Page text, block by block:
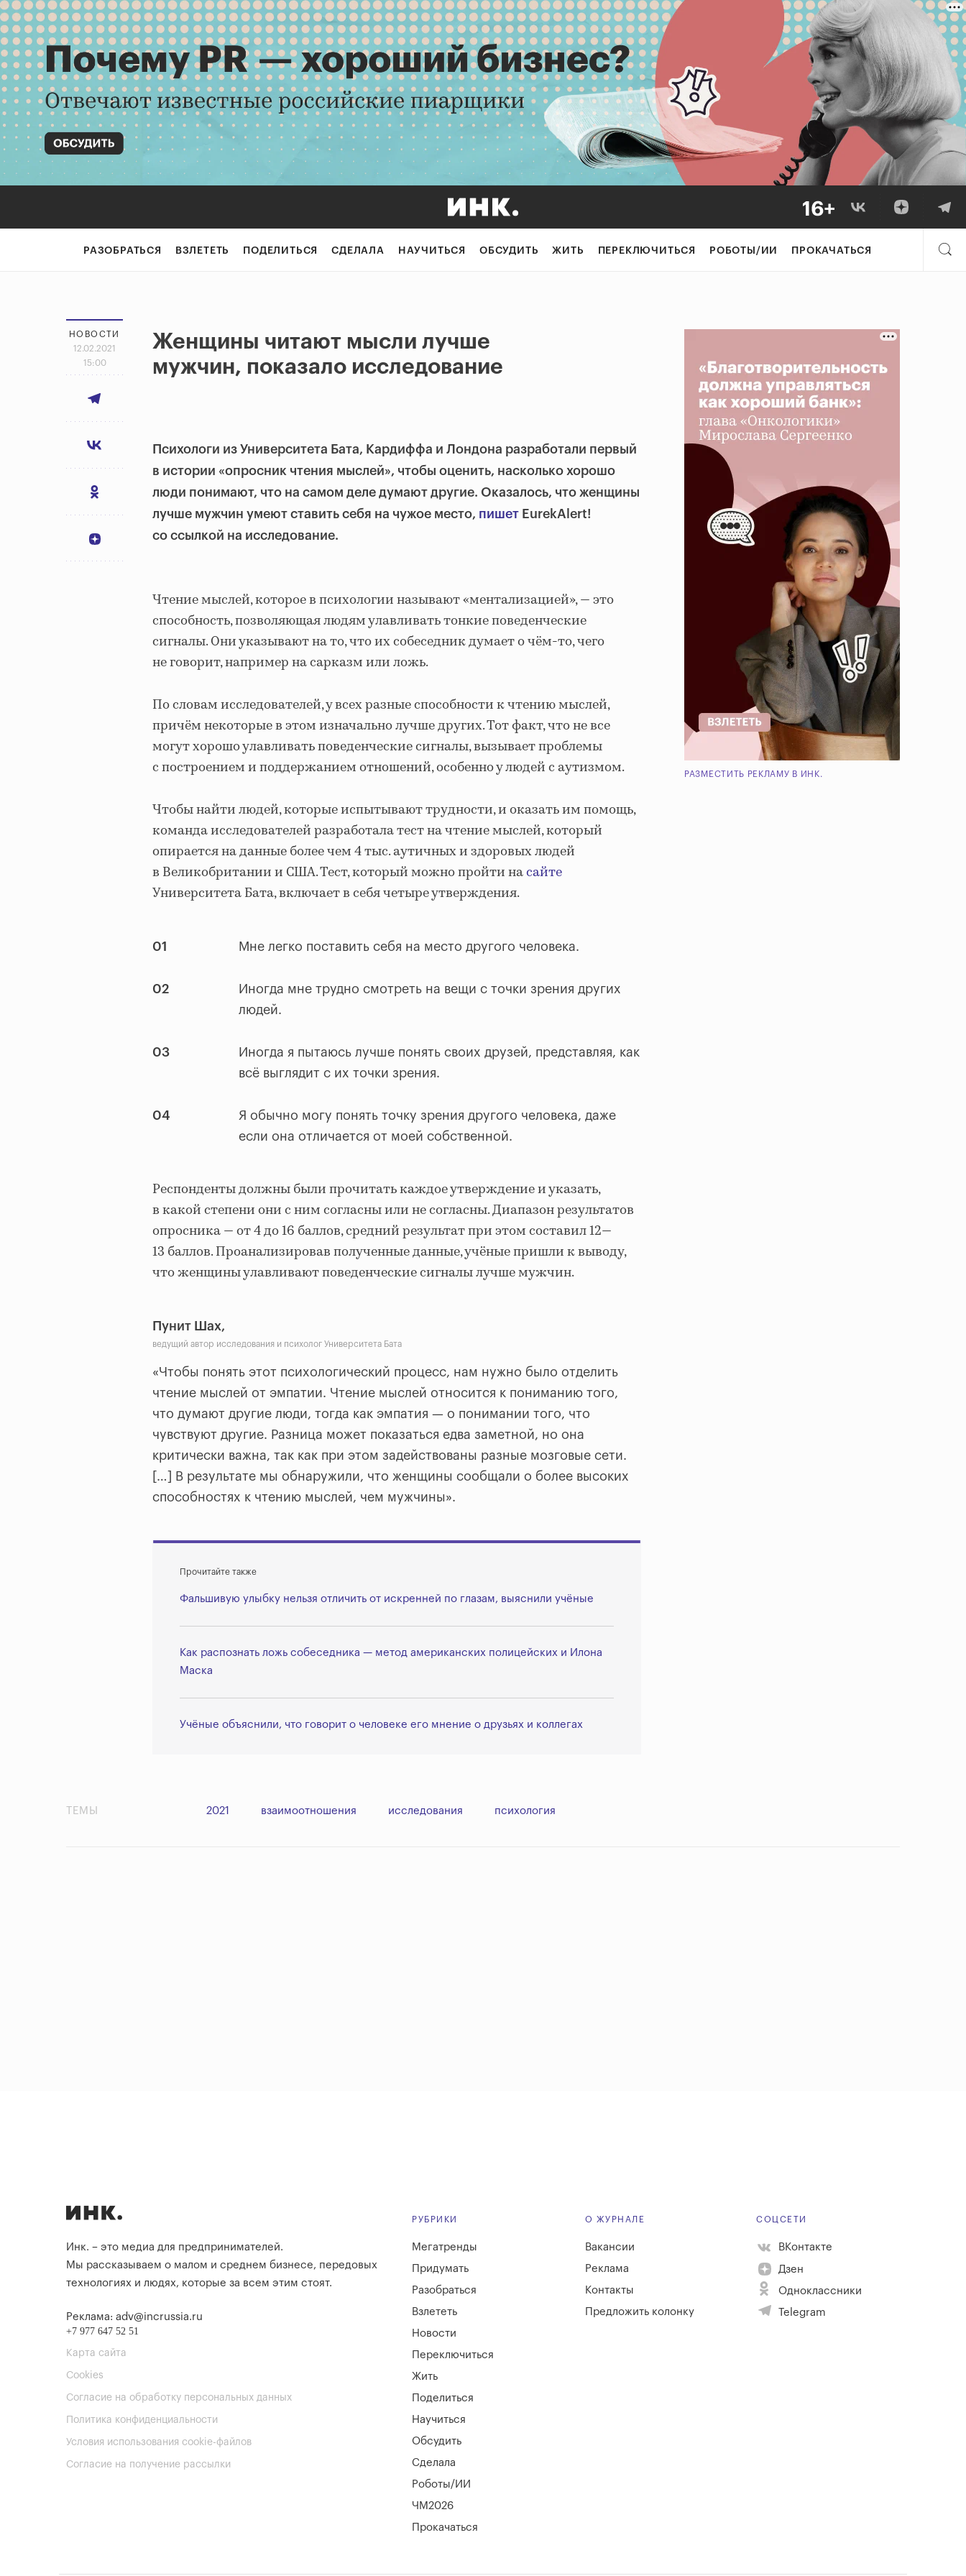
РАЗОБРАТЬСЯ ВЗЛЕТЕТЬ ПОДЕЛИТЬСЯ СДЕЛАЛА НАУЧИТЬСЯ ОБСУДИТЬ ЖИТЬ ПЕРЕКЛЮЧИТЬСЯ РОБОТЫ/ИИ ПРОКАЧАТЬСЯ
НОВОСТИ
12.02.2021
15:00
Женщины читают мысли лучше
мужчин, показало исследование
Психологи из Университета Бата, Кардиффа и Лондона разработали первый
в истории «опросник чтения мыслей», чтобы оценить, насколько хорошо
люди понимают, что на самом деле думают другие. Оказалось, что женщины
лучше мужчин умеют ставить себя на чужое место, пишет EurekAlert!
со ссылкой на исследование.
Чтение мыслей, которое в психологии называют «ментализацией», — это
способность, позволяющая людям улавливать тонкие поведенческие
сигналы. Они указывают на то, что их собеседник думает о чём-то, чего
не говорит, например на сарказм или ложь.
По словам исследователей, у всех разные способности к чтению мыслей,
причём некоторые в этом изначально лучше других. Тот факт, что не все
могут хорошо улавливать поведенческие сигналы, вызывает проблемы
с построением и поддержанием отношений, особенно у людей с аутизмом.
Чтобы найти людей, которые испытывают трудности, и оказать им помощь,
команда исследователей разработала тест на чтение мыслей, который
опирается на данные более чем 4 тыс. аутичных и здоровых людей
в Великобритании и США. Тест, который можно пройти насайте
Университета Бата, включает в себя четыре утверждения.
01 Мне легко поставить себя на место другого человека.
02
Иногда мне трудно смотреть на вещи с точки зрения других
людей.
03
Иногда я пытаюсь лучше понять своих друзей, представляя, как
всё выглядит с их точки зрения.
04
Я обычно могу понять точку зрения другого человека, даже
если она отличается от моей собственной.
Респонденты должны были прочитать каждое утверждение и указать,
в какой степени они с ним согласны или не согласны. Диапазон результатов
опросника — от 4 до 16 баллов, средний результат при этом составил 12—
13 баллов. Проанализировав полученные данные, учёные пришли к выводу,
что женщины улавливают поведенческие сигналы лучше мужчин.
Пунит Шах,
ведущий автор исследования и психолог Университета Бата
«Чтобы понять этот психологический процесс, нам нужно было отделить
чтение мыслей от эмпатии. Чтение мыслей относится к пониманию того,
что думают другие люди, тогда как эмпатия — о понимании того, что
чувствуют другие. Разница может показаться едва заметной, но она
критически важна, так как при этом задействованы разные мозговые сети.
[…] В результате мы обнаружили, что женщины сообщали о более высоких
способностях к чтению мыслей, чем мужчины».
Прочитайте также
Фальшивую улыбку нельзя отличить от искренней по глазам, выяснили учёные
Как распознать ложь собеседника — метод американских полицейских и Илона
Маска
Учёные объяснили, что говорит о человеке его мнение о друзьях и коллегах
РАЗМЕСТИТЬ РЕКЛАМУ В ИНК.
ТЕМЫ 2021 взаимоотношения исследования психология
Инк. – это медиа для предпринимателей.
Мы рассказываем о малом и среднем бизнесе, передовых
технологиях и людях, которые за всем этим стоят.
Реклама: adv@incrussia.ru
+7 977 647 52 51
Карта сайта
Cookies
Согласие на обработку персональных данных
Политика конфиденциальности
Условия использования cookie-файлов
Согласие на получение рассылки
РУБРИКИ
Мегатренды
Придумать
Разобраться
Взлететь
Новости
Переключиться
Жить
Поделиться
Научиться
Обсудить
Сделала
Роботы/ИИ
ЧМ2026
Прокачаться
О ЖУРНАЛЕ
Вакансии
Реклама
Контакты
Предложить колонку
СОЦСЕТИ
ВКонтакте
Дзен
Одноклассники
Telegram